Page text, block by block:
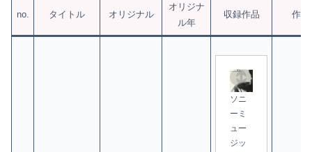
no. タイトル オリジナル
オリジナ
ル年
収録作品 作詞
ソニ
ーミ
ュー
ジッ